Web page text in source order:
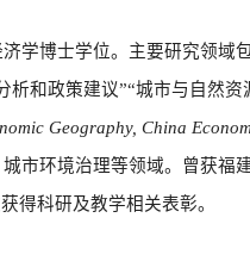
学博士学位。主要研究领域
和政策建议”“城市与自然资
Geography, China
市环境治理等领域。曾获福
得科研及教学相关表彰。